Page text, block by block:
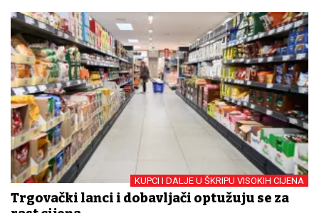
KUPCI I DALJE U ŠKRIPU VISOKIH CIJENA
Trgovački lanci i dobavljači optužuju se za